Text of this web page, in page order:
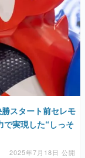
スタート前セレモ
で実現した“しっそ
2025年7月18日 公開